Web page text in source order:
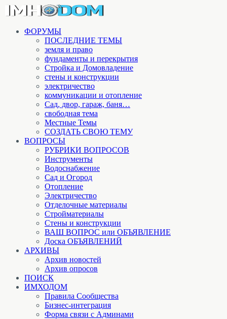
ФОРУМЫ
ПОСЛЕДНИЕ ТЕМЫ
земля и право
фундаменты и перекрытия
Стройка и Домовладение
стены и конструкции
электричество
коммуникации и отопление
Cад, двор, гараж, баня…
свободная тема
Местные Темы
СОЗДАТЬ СВОЮ ТЕМУ
ВОПРОСЫ
РУБРИКИ ВОПРОСОВ
Инструменты
Водоснабжение
Сад и Огород
Отопление
Электричество
Отделочные материалы
Стройматериалы
Стены и конструкции
ВАШ ВОПРОС или ОБЪЯВЛЕНИЕ
Доска ОБЪЯВЛЕНИЙ
АРХИВЫ
Архив новостей
Архив опросов
ПОИСК
ИМХОДОМ
Правила Сообщества
Бизнес-интеграция
Форма связи с Админами